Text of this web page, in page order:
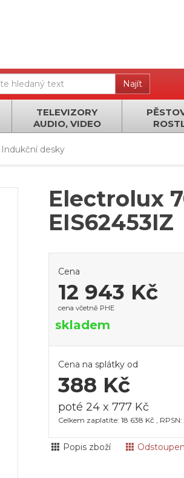
Najít
TELEVIZORY
AUDIO, VIDEO
Indukční desky
Electrolux
EIS62453IZ
Cena
12 943 Kč
cena včetně PHE
skladem
Cena na splátky od
388 Kč
poté 24 x 777 Kč
Celkem zaplatíte: 18 638 Kč , RPSN:
Popis zboží